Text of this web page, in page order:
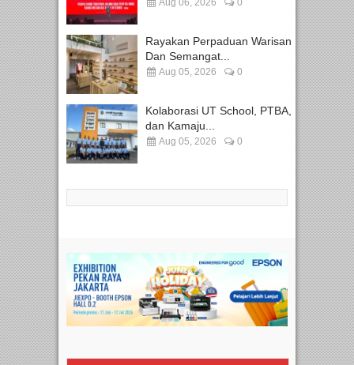
Aug 06, 2026 0
Rayakan Perpaduan Warisan
Dan Semangat...
Aug 05, 2026 0
Kolaborasi UT School, PTBA,
dan Kamaju...
Aug 05, 2026 0